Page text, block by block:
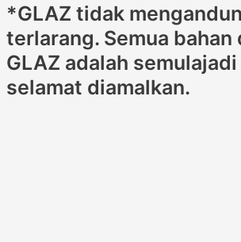
*GLAZ tidak
terlarang. Semua bahan
GLAZ adalah semulajadi
selamat diamalkan.